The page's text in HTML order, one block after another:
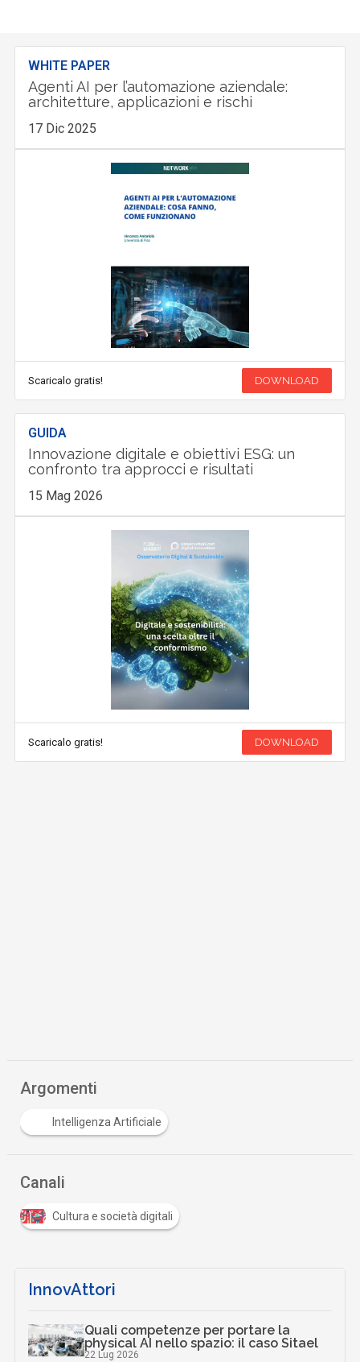
WHITE PAPER
Agenti AI per l’automazione aziendale:
architetture, applicazioni e rischi
17 Dic 2025
Scaricalo gratis! DOWNLOAD
GUIDA
Innovazione digitale e obiettivi ESG: un
confronto tra approcci e risultati
15 Mag 2026
Scaricalo gratis! DOWNLOAD
Argomenti
Intelligenza Artificiale
Canali
Cultura e società digitali
InnovAttori
Quali competenze per portare la
physical AI nello spazio: il caso Sitael
22 Lug 2026